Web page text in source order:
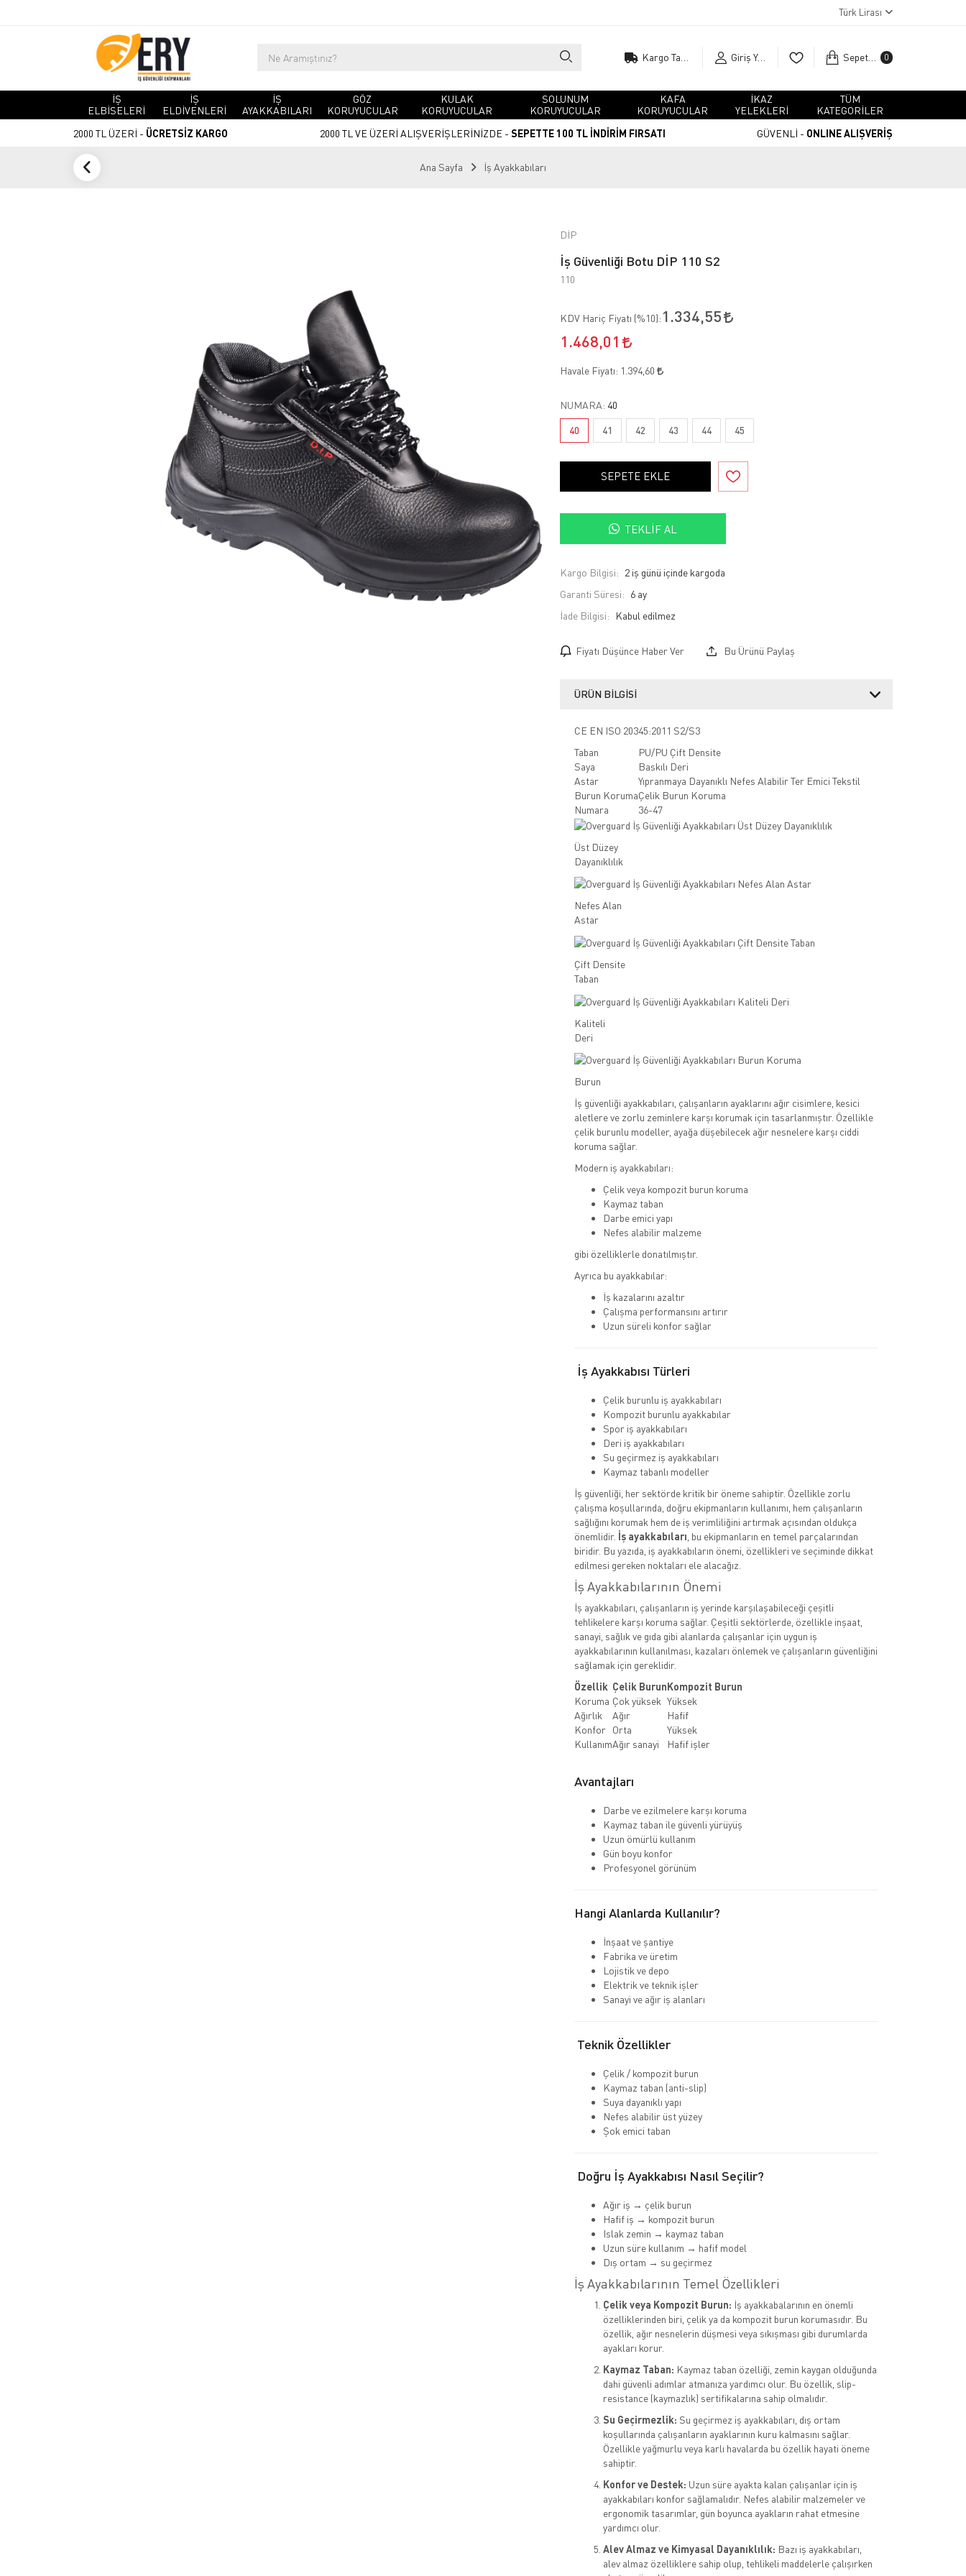
Türk Lirası
Giriş Yap Sepetim 0
İŞ
ELBİSELERİ
İŞ
ELDİVENLERİ
İŞ
AYAKKABILARI
GÖZ
KORUYUCULAR
KULAK
KORUYUCULAR
SOLUNUM
KORUYUCULAR
KAFA
KORUYUCULAR
İKAZ
YELEKLERİ
TÜM
KATEGORİLER
2000 TL ÜZERİ - ÜCRETSİZ KARGO 2000 TL VE ÜZERİ ALIŞVERİŞLERİNİZDE - SEPETTE 100 TL İNDİRİM FIRSATI GÜVENLİ - ONLINE ALIŞVERİŞ
Ana Sayfa İş Ayakkabıları
DİP
İş Güvenliği Botu DİP 110 S2
110
KDV Hariç Fiyatı (%10): 1.334,55
1.468,01
Havale Fiyatı: 1.394,60
NUMARA: 40
40 41 42 43 44 45
SEPETE EKLE
TEKLIF AL
Kargo Bilgisi: 2 iş günü içinde kargoda
Garanti Süresi: 6 ay
İade Bilgisi:
Fiyatı Düşünce Haber Ver Bu Ürünü Paylaş
ÜRÜN BILGISI
CE EN ISO 20345:2011 S2/S3
Taban
PU/PU Çift Densite
Saya
Baskılı Deri
Astar
Yıpranmaya Dayanıklı Nefes Alabilir Ter Emici Tekstil
Burun KorumaÇelik Burun Koruma
Numara
36-47
Üst Düzey
Dayanıklılık
Nefes Alan
Astar
Çift Densite
Taban
Kaliteli
Deri
Burun
İş güvenliği ayakkabıları, çalışanların ayaklarını ağır cisimlere, kesici
aletlere ve zorlu zeminlere karşı korumak için tasarlanmıştır. Özellikle
çelik burunlu modeller, ayağa düşebilecek ağır nesnelere karşı ciddi
koruma sağlar.
Modern iş ayakkabıları:
Çelik veya kompozit burun koruma
Kaymaz taban
Darbe emici yapı
Nefes alabilir malzeme
gibi özelliklerle donatılmıştır.
Ayrıca bu ayakkabılar:
İş kazalarını azaltır
Çalışma performansını artırır
Uzun süreli konfor sağlar
İş Ayakkabısı Türleri
Çelik burunlu iş ayakkabıları
Kompozit burunlu ayakkabılar
Spor iş ayakkabıları
Deri iş ayakkabıları
Su geçirmez iş ayakkabıları
Kaymaz tabanlı modeller
İş güvenliği, her sektörde kritik bir öneme sahiptir. Özellikle zorlu
çalışma koşullarında, doğru ekipmanların kullanımı, hem çalışanların
sağlığını korumak hem de iş verimliliğini artırmak açısından oldukça
önemlidir. İş ayakkabıları , bu ekipmanların en temel parçalarından
biridir. Bu yazıda, iş ayakkabıların önemi, özellikleri ve seçiminde dikkat
edilmesi gereken noktaları ele alacağız.
İş Ayakkabılarının Önemi
İş ayakkabıları, çalışanların iş yerinde karşılaşabileceği çeşitli
tehlikelere karşı koruma sağlar. Çeşitli sektörlerde, özellikle inşaat,
sanayi, sağlık ve gıda gibi alanlarda çalışanlar için uygun iş
ayakkabılarının kullanılması, kazaları önlemek ve çalışanların güvenliğini
sağlamak için gereklidir.
Özellik Çelik BurunKompozit Burun
Koruma Çok yüksek Yüksek
Ağırlık
Ağır
Hafif
Konfor
Orta
Yüksek
KullanımAğır sanayi Hafif işler
Avantajları
Darbe ve ezilmelere karşı koruma
Kaymaz taban ile güvenli yürüyüş
Uzun ömürlü kullanım
Gün boyu konfor
Profesyonel görünüm
Hangi Alanlarda Kullanılır?
İnşaat ve şantiye
Fabrika ve üretim
Lojistik ve depo
Elektrik ve teknik işler
Sanayi ve ağır iş alanları
Teknik Özellikler
Çelik / kompozit burun
Kaymaz taban (anti-slip)
Suya dayanıklı yapı
Nefes alabilir üst yüzey
Şok emici taban
Doğru İş Ayakkabısı Nasıl Seçilir?
Ağır iş → çelik burun
Hafif iş → kompozit burun
Islak zemin → kaymaz taban
Uzun süre kullanım → hafif model
Dış ortam → su geçirmez
İş Ayakkabılarının Temel Özellikleri
Çelik veya Kompozit Burun: İş ayakkabalarının en önemli
özelliklerinden biri, çelik ya da kompozit burun korumasıdır. Bu
özellik, ağır nesnelerin düşmesi veya sıkışması gibi durumlarda
ayakları korur.
Kaymaz Taban: Kaymaz taban özelliği, zemin kaygan olduğunda
dahi güvenli adımlar atmanıza yardımcı olur. Bu özellik, slip-
resistance (kaymazlık) sertifikalarına sahip olmalıdır.
Su Geçirmezlik: Su geçirmez iş ayakkabıları, dış ortam
koşullarında çalışanların ayaklarının kuru kalmasını sağlar.
Özellikle yağmurlu veya karlı havalarda bu özellik hayati öneme
sahiptir.
Konfor ve Destek: Uzun süre ayakta kalan çalışanlar için iş
ayakkabıları konfor sağlamalıdır. Nefes alabilir malzemeler ve
ergonomik tasarımlar, gün boyunca ayakların rahat etmesine
yardımcı olur.
Alev Almaz ve Kimyasal Dayanıklılık: Bazı iş ayakkabıları,
alev almaz özelliklere sahip olup, tehlikeli maddelerle çalışırken